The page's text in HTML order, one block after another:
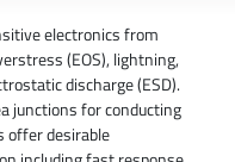
electronics from
(EOS), lightning,
discharge (ESD).
junctions for conducting
offer desirable